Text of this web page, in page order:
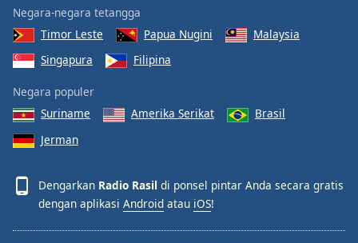
Negara-negara tetangga
Timor Leste
Papua Nugini
Malaysia
Singapura
Filipina
Negara populer
Suriname
Amerika Serikat
Brasil
Jerman
Dengarkan Radio Rasil di ponsel pintar Anda secara gratis
dengan aplikasi Android atau iOS!